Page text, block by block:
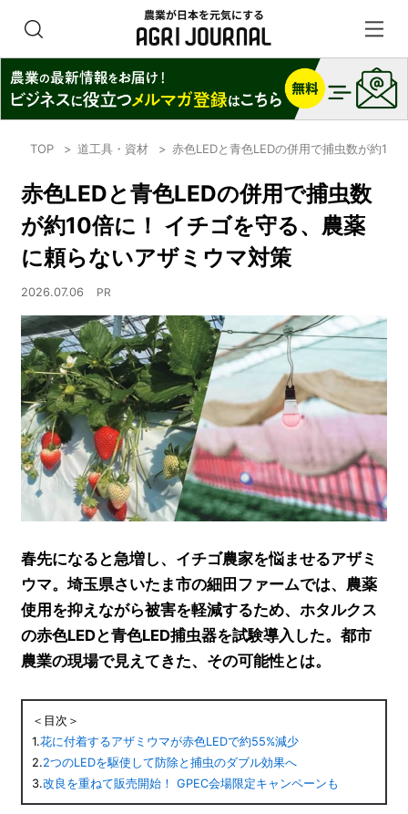
TOP 道工具・資材 赤色LEDと青色LEDの併用で捕虫数が約10
赤色LEDと青色LEDの併用で捕虫数
が約10倍に！ イチゴを守る、農薬
に頼らないアザミウマ対策
2026.07.06 PR
春先になると急増し、イチゴ農家を悩ませるアザミ
ウマ。埼玉県さいたま市の細田ファームでは、農薬
使用を抑えながら被害を軽減するため、ホタルクス
の赤色LEDと青色LED捕虫器を試験導入した。都市
農業の現場で見えてきた、その可能性とは。
＜目次＞
1.花に付着するアザミウマが赤色LEDで約55%減少
2.2つのLEDを駆使して防除と捕虫のダブル効果へ
3.改良を重ねて販売開始！ GPEC会場限定キャンペーンも